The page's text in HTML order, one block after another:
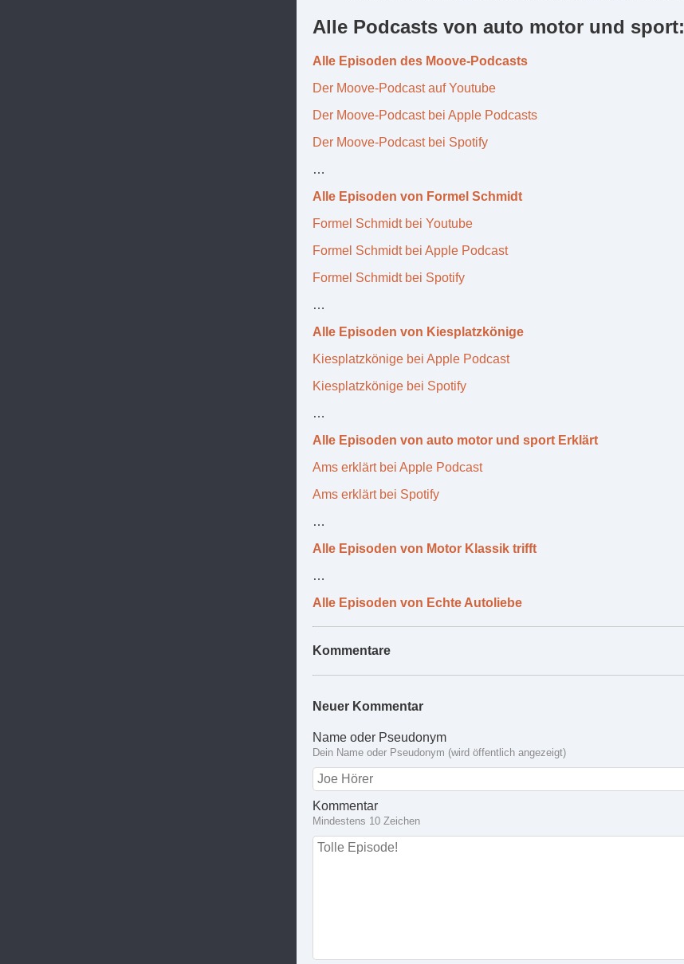
Alle Podcasts von auto motor und sport:
Alle Episoden des Moove-Podcasts
Der Moove-Podcast auf Youtube
Der Moove-Podcast bei Apple Podcasts
Der Moove-Podcast bei Spotify
…
Alle Episoden von Formel Schmidt
Formel Schmidt bei Youtube
Formel Schmidt bei Apple Podcast
Formel Schmidt bei Spotify
…
Alle Episoden von Kiesplatzkönige
Kiesplatzkönige bei Apple Podcast
Kiesplatzkönige bei Spotify
…
Alle Episoden von auto motor und sport Erklärt
Ams erklärt bei Apple Podcast
Ams erklärt bei Spotify
…
Alle Episoden von Motor Klassik trifft
…
Alle Episoden von Echte Autoliebe
Kommentare
Neuer Kommentar
Name oder Pseudonym
Dein Name oder Pseudonym (wird öffentlich angezeigt)
Kommentar
Mindestens 10 Zeichen